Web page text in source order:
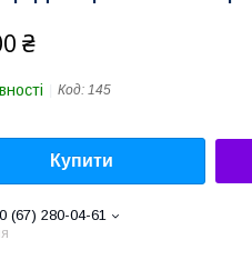
₴
Код: 145
Купити
(67) 280-04-61